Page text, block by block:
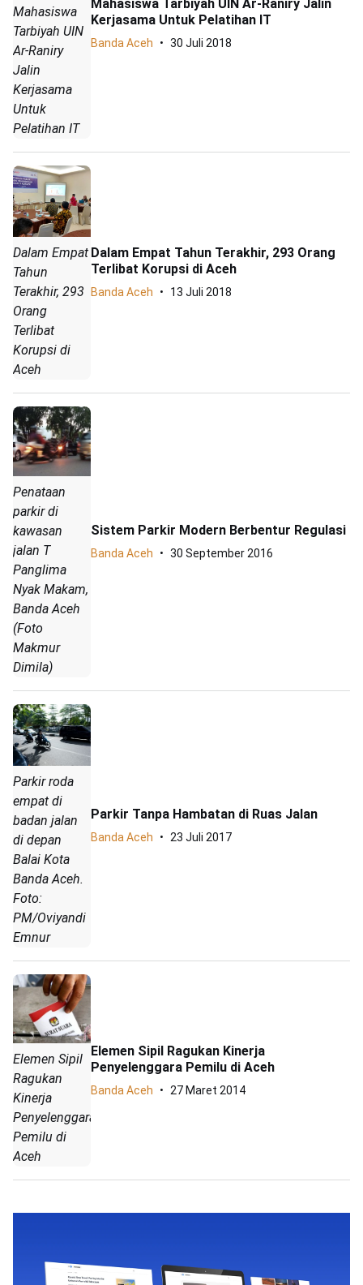
Mahasiswa
Tarbiyah UIN
Ar-Raniry
Jalin
Kerjasama
Untuk
Pelatihan IT
Mahasiswa Tarbiyah UIN Ar-Raniry Jalin
Kerjasama Untuk Pelatihan IT
Banda Aceh 30 Juli 2018
Dalam Empat
Tahun
Terakhir, 293
Orang
Terlibat
Korupsi di
Aceh
Dalam Empat Tahun Terakhir, 293 Orang
Terlibat Korupsi di Aceh
Banda Aceh 13 Juli 2018
Penataan
parkir di
kawasan
jalan T
Panglima
Nyak Makam,
Banda Aceh
(Foto
Makmur
Dimila)
Sistem Parkir Modern Berbentur Regulasi
Banda Aceh 30 September 2016
Parkir roda
empat di
badan jalan
di depan
Balai Kota
Banda Aceh.
Foto:
PM/Oviyandi
Emnur
Parkir Tanpa Hambatan di Ruas Jalan
Banda Aceh 23 Juli 2017
Elemen Sipil
Ragukan
Kinerja
Penyelenggara
Pemilu di
Aceh
Elemen Sipil Ragukan Kinerja
Penyelenggara Pemilu di Aceh
Banda Aceh 27 Maret 2014